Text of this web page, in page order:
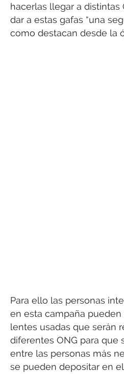
hacerlas llegar a distintas
dar a estas gafas “una
como destacan desde la
Para ello las personas
en esta campaña pueden
lentes usadas que serán
diferentes ONG para que
entre las personas más
se pueden depositar en